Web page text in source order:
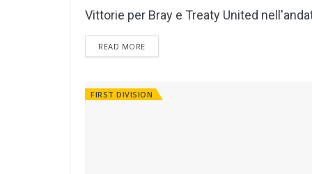
Vittorie per Bray e Treaty United
READ MOREDETAILS
FIRST DIVISION